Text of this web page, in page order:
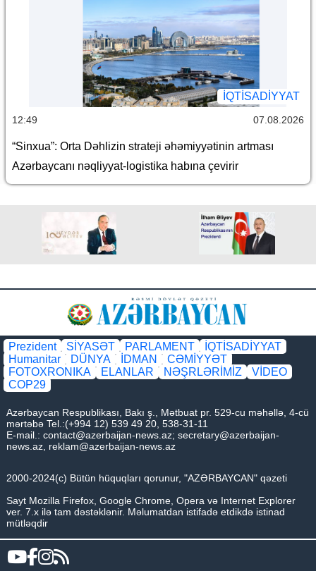
İQTİSADİYYAT
12:49 07.08.2026
“Sinxua”: Orta Dəhlizin strateji əhəmiyyətinin artması
Azərbaycanı nəqliyyat-logistika habına çevirir
Prezident SİYASƏT PARLAMENT
İQTİSADİYYAT
Humanitar
DÜNYA İDMAN
CƏMİYYƏT
FOTOXRONIKA
ELANLAR NƏŞRLƏRİMİZ
VİDEO
COP29
Azərbaycan Respublikası, Bakı ş., Mətbuat pr. 529-cu məhəllə, 4-cü
mərtəbə Tel.:(+994 12) 539 49 20, 538-31-11
E-mail.: contact@azerbaijan-news.az; secretary@azerbaijan-
news.az reklam@azerbaijan-news.az
2000-2024(c) Bütün hüquqları qorunur, "AZƏRBAYCAN" qəzeti
Sayt Mozilla Firefox, Google Chrome, Opera və Internet Explorer
ver. 7.x ilə tam dəstəklənir. Məlumatdan istifadə etdikdə istinad
mütləqdir